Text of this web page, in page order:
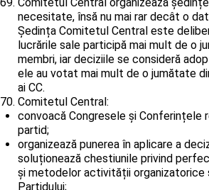
necesitate, însă nu mai rar decât o
Ședința Comitetul Central este
lucrările sale participă mai mult de o
membri, iar deciziile se consideră
ele au votat mai mult de o jumătate
ai CC.
Comitetul Central:
convoacă Congresele și Conferințele
partid;
organizează punerea în aplicare a
soluționează chestiunile privind
și metodelor activității organizatorice
Partidului;